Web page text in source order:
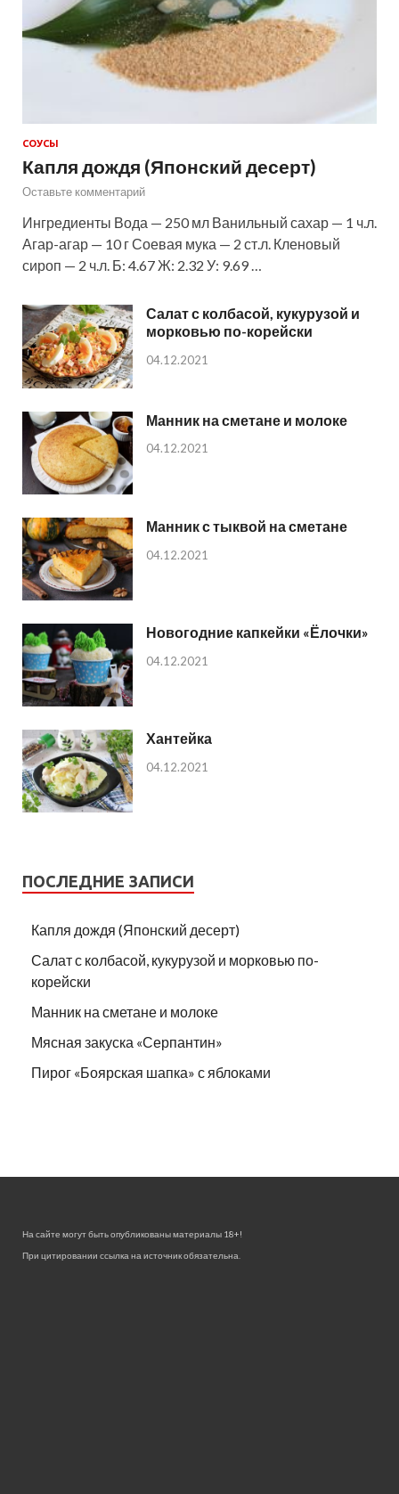
СОУСЫ
Капля дождя (Японский десерт)
Оставьте комментарий
Ингредиенты Вода — 250 мл Ванильный сахар — 1 ч.л.
Агар-агар — 10 г Соевая мука — 2 ст.л. Кленовый
сироп — 2 ч.л. Б: 4.67 Ж: 2.32 У: 9.69 …
Салат с колбасой, кукурузой и
морковью по-корейски
04.12.2021
Манник на сметане и молоке
04.12.2021
Манник с тыквой на сметане
04.12.2021
Новогодние капкейки «Ёлочки»
04.12.2021
Хантейка
04.12.2021
ПОСЛЕДНИЕ ЗАПИСИ
Капля дождя (Японский десерт)
Салат с колбасой, кукурузой и морковью по-
корейски
Манник на сметане и молоке
Мясная закуска «Серпантин»
Пирог «Боярская шапка» с яблоками
На сайте могут быть опубликованы материалы 18+!
При цитировании ссылка на источник обязательна.